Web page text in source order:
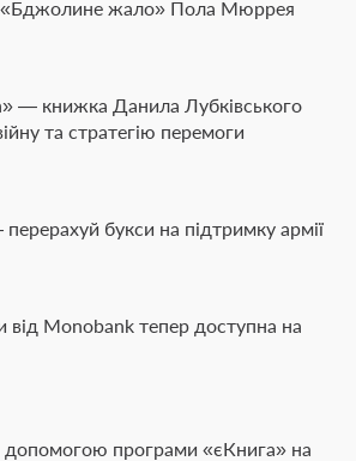
«Бджолине жало» Пола Мюррея
— книжка Данила Лубківського
та стратегію перемоги
букси на підтримку армії
від Monobank тепер доступна на
допомогою програми «єКнига» на